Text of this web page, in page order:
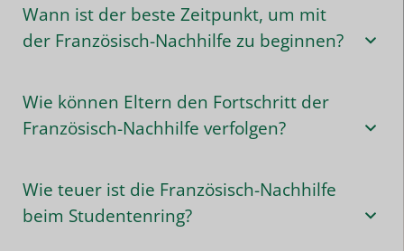
Wann ist der beste Zeitpunkt, um mit
der Französisch-Nachhilfe zu beginnen?
Wie können Eltern den Fortschritt der
Französisch-Nachhilfe verfolgen?
Wie teuer ist die Französisch-Nachhilfe
beim Studentenring?